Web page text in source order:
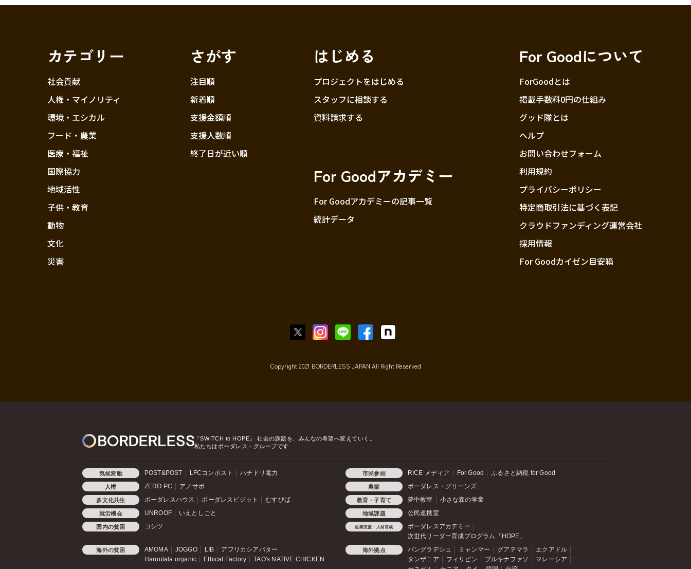
カテゴリー
社会貢献
人権・マイノリティ
環境・エシカル
フード・農業
医療・福祉
国際協力
地域活性
子供・教育
動物
文化
災害
さがす
注目順
新着順
支援金額順
支援人数順
終了日が近い順
はじめる
プロジェクトをはじめる
スタッフに相談する
資料請求する
For Goodアカデミー
For Goodアカデミーの記事一覧
統計データ
For Goodについて
ForGoodとは
掲載手数料0円の仕組み
グッド隊とは
ヘルプ
お問い合わせフォーム
利用規約
プライバシーポリシー
特定商取引法に基づく表記
クラウドファンディング運営会社
採用情報
For Goodカイゼン目安箱
Copyright 2021 BORDERLESS JAPAN All Right Reserved
『SWITCH to HOPE』
社会の課題を、みんなの希望へ変えていく。
私たちはボーダレス・グループです
気候変動 POST&POST LFCコンポスト ハチドリ電力 市民参画 RICE メディア For Good ふるさと納税 for Good
人権 ZERO PC アノサポ 農業 ボーダレス・グリーンズ
多文化共生 ボーダレスハウス ボーダレスビジット むすびば 教育・子育て 夢中教室 小さな森の学童
就労機会 UNROOF いえとしごと 地域課題 公民連携室
国内の貧困 コシツ 起業支援・人材育成
ボーダレスアカデミー
次世代リーダー育成プログラム「HOPE」
海外の貧困 AMOMA JOGGO LIB
アフリカシアバター
Haruulala organic
Ethical Factory TAO's NATIVE CHICKEN
海外拠点 バングラデシュ ミャンマー グアテマラ
エクアドル
タンザニア
フィリピン ブルキナファソ
マレーシア